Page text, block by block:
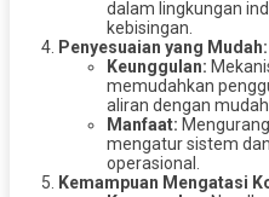
dalam lingkungan
kebisingan.
Penyesuaian yang Mudah:
Keunggulan:
memudahkan
aliran dengan mudah.
Manfaat:
mengatur sistem
operasional.
Kemampuan Mengatasi